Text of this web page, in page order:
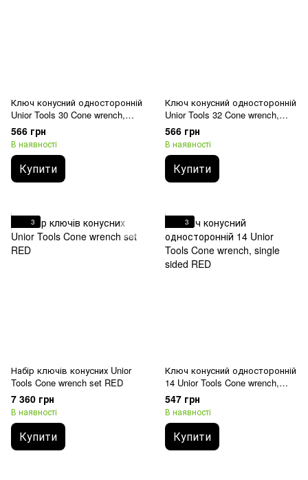
Ключ конусний односторонній
Unior Tools 30 Cone wrench,
single sided
566 грн
В наявності
Купити
Ключ конусний односторонній
Unior Tools 32 Cone wrench,
single sided
566 грн
В наявності
Купити
3
Набір ключів конусних Unior
Tools Cone wrench set RED
7 360 грн
В наявності
Купити
3
Ключ конусний односторонній
14 Unior Tools Cone wrench,
single sided RED
547 грн
В наявності
Купити